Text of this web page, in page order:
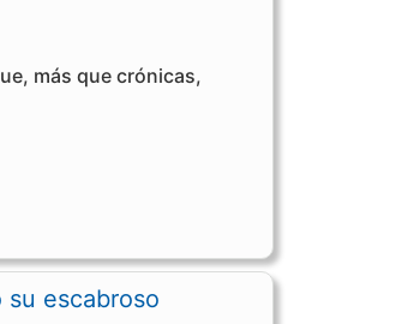
más que crónicas,
escabroso